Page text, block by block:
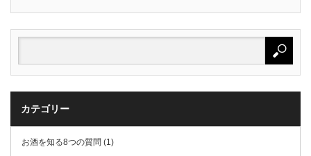
カテゴリー
お酒を知る8つの質問 (1)